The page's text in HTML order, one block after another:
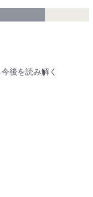
後を読み解く